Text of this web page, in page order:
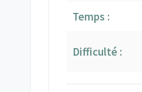
Temps :
Difficulté :